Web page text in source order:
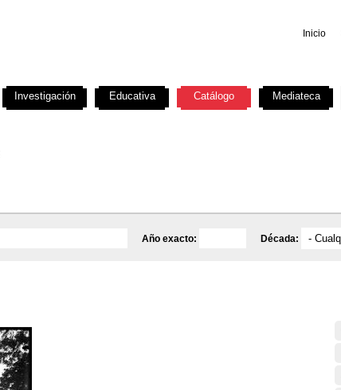
Inicio
Año exacto: Década:
Investigación Educativa Catálogo Mediateca